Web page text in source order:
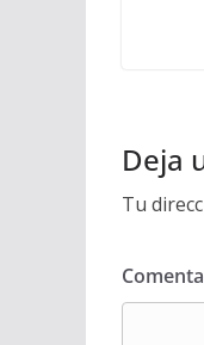
Deja
Tu